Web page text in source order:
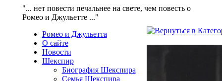
"... нет повести печальнее на свете, чем повесть о
Ромео и Джульетте ..."
Ромео и Джульетта
О сайте
Новости
Шекспир
Биография Шекспира
Семья Шекспира